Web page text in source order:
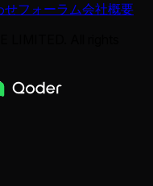
せフォーラム会社概要